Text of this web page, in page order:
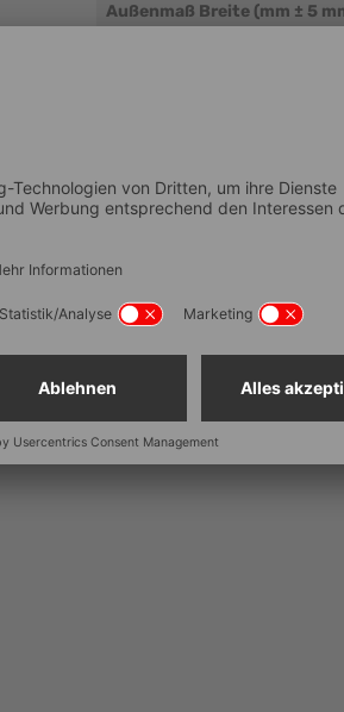
Außenmaß Breite (mm ± 5
Innenmaß Breite (mm ± 5
Stapelbar
Material